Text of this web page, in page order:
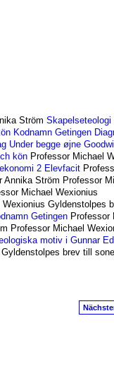
Ström
Kodnamn Getingen
Under begge øjne
könProfessor Michael
2 Elevfacit
Annika Ström Professor
Michael Wexionius
Gyldenstolpes
GetingenProfessor
Professor Michael
motiv i Gunnar
brev till